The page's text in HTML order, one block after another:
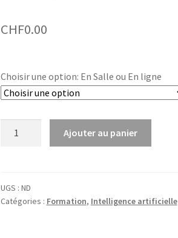
CHF0.00
Choisir une option: En Salle ou En ligne
Formation
ChatGPT
Ajouter au panier
t
e
UGS : ND
Catégories : Formation, Intelligence artificielle